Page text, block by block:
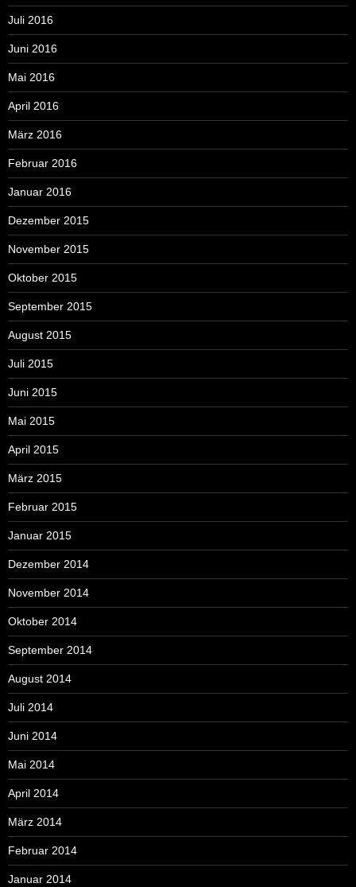
Juli 2016
Juni 2016
Mai 2016
April 2016
März 2016
Februar 2016
Januar 2016
Dezember 2015
November 2015
Oktober 2015
September 2015
August 2015
Juli 2015
Juni 2015
Mai 2015
April 2015
März 2015
Februar 2015
Januar 2015
Dezember 2014
November 2014
Oktober 2014
September 2014
August 2014
Juli 2014
Juni 2014
Mai 2014
April 2014
März 2014
Februar 2014
Januar 2014